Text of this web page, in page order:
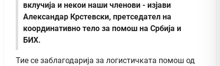
вклучија и некои наши членови - изјави
Александар Крстевски, претседател на
координативно тело за помош на Србија и
БИХ.
Тие се заблагодарија за логистичката помош од